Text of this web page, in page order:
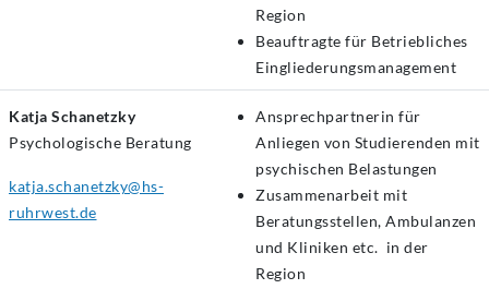
Region
Beauftragte für Betriebliches
Eingliederungsmanagement
Katja Schanetzky
Psychologische Beratung
katja.schanetzky@hs-
ruhrwest.de
Ansprechpartnerin für
Anliegen von Studierenden mit
psychischen Belastungen
Zusammenarbeit mit
Beratungsstellen, Ambulanzen
und Kliniken etc. in der
Region